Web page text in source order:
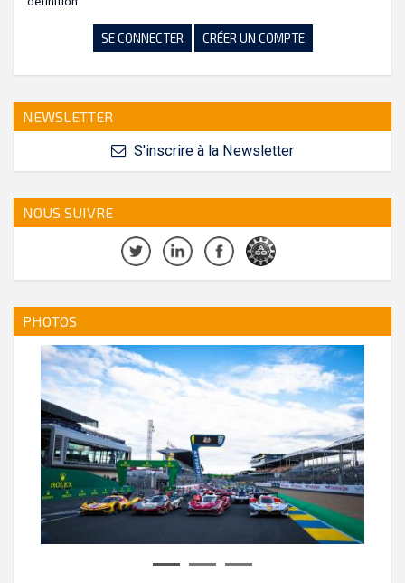
SE CONNECTER CRÉER UN COMPTE
NEWSLETTER
S'inscrire à la Newsletter
NOUS SUIVRE
PHOTOS